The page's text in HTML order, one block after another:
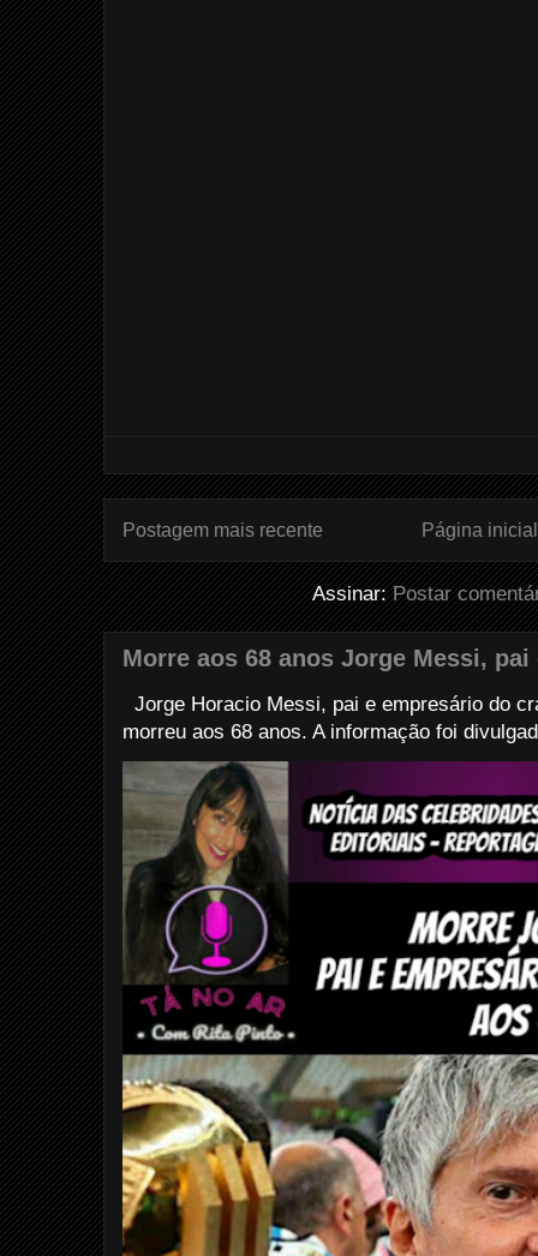
Postagem mais recente Página inicial
Assinar:Postar
Morre aos 68 anos Jorge Messi,
Jorge Horacio Messi, pai e empresário do
morreu aos 68 anos. A informação foi